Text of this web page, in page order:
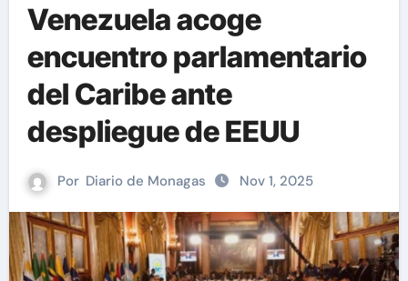
Venezuela acoge
encuentro parlamentario
del Caribe ante
despliegue de EEUU
Por Diario de Monagas Nov 1, 2025